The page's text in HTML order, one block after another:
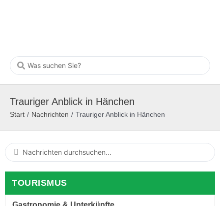
Trauriger Anblick in Hänchen
Start / Nachrichten / Trauriger Anblick in Hänchen
TOURISMUS